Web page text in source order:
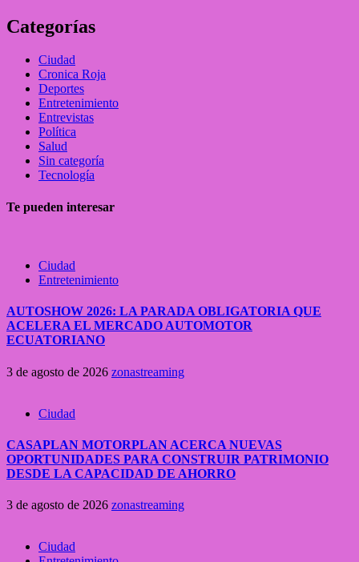
Categorías
Ciudad
Cronica Roja
Deportes
Entretenimiento
Entrevistas
Política
Salud
Sin categoría
Tecnología
Te pueden interesar
Ciudad
Entretenimiento
AUTOSHOW 2026: LA PARADA OBLIGATORIA QUE
ACELERA EL MERCADO AUTOMOTOR
ECUATORIANO
3 de agosto de 2026 zonastreaming
Ciudad
CASAPLAN MOTORPLAN ACERCA NUEVAS
OPORTUNIDADES PARA CONSTRUIR PATRIMONIO
DESDE LA CAPACIDAD DE AHORRO
3 de agosto de 2026 zonastreaming
Ciudad